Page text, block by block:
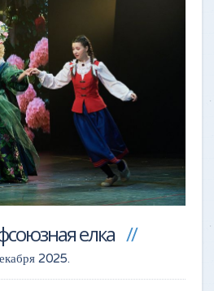
елка
2025.